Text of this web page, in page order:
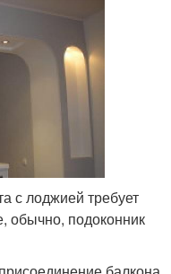
с лоджией требует
обычно, подоконник